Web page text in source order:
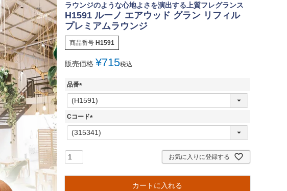
ラウンジのような心地よさを演出する上質フレグランス
H1591 ルーノ エアウッド グラン リフィル
プレミアムラウンジ
商品番号 H1591
販売価格 ¥715税込
品番
(
必
須
Cコード
(
必
お気に入りに登録する
カートに入れる